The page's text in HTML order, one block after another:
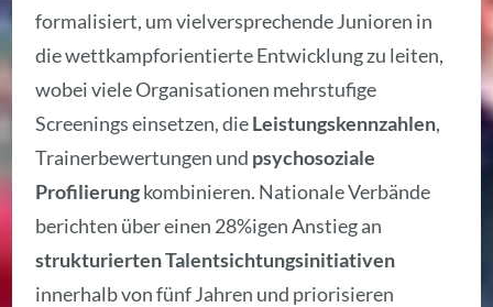
formalisiert, um vielversprechende Junioren in
die wettkampforientierte Entwicklung zu leiten,
wobei viele Organisationen mehrstufige
Screenings einsetzen, dieLeistungskennzahlen,
Trainerbewertungen und psychosoziale
Profilierungkombinieren. Nationale Verbände
berichten über einen 28%igen Anstieg an
strukturierten Talentsichtungsinitiativen
innerhalb von fünf Jahren und priorisieren